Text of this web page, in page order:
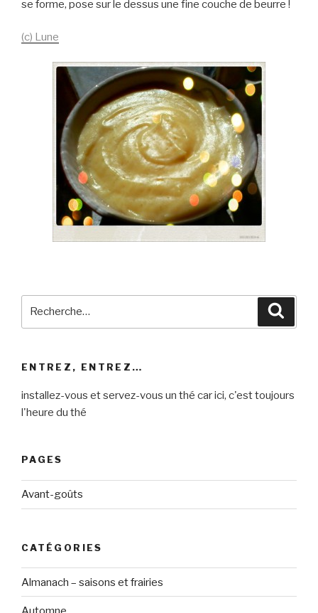
se forme, pose sur le dessus une fine couche de beurre !
(c) Lune
ENTREZ, ENTREZ…
installez-vous et servez-vous un thé car ici, c'est toujours
l'heure du thé
PAGES
Avant-goûts
CATÉGORIES
Almanach – saisons et frairies